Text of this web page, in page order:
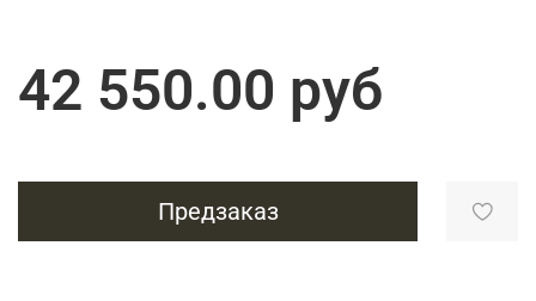
42 550.00 руб
Предзаказ